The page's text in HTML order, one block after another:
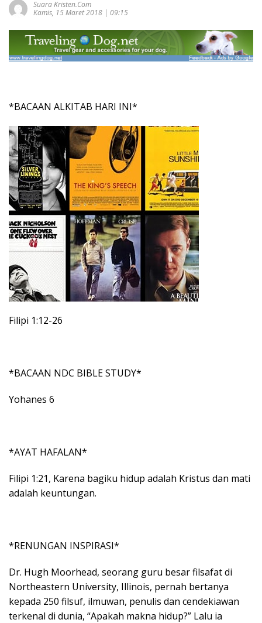
Suara Kristen.com
Kamis, 15 Maret 2018 | 09:15
*BACAAN ALKITAB HARI INI*
Filipi 1:12-26
*BACAAN NDC BIBLE STUDY*
Yohanes 6
*AYAT HAFALAN*
Filipi 1:21, Karena bagiku hidup adalah Kristus dan mati
adalah keuntungan.
*RENUNGAN INSPIRASI*
Dr. Hugh Moorhead, seorang guru besar filsafat di
Northeastern University, Illinois, pernah bertanya
kepada 250 filsuf, ilmuwan, penulis dan cendekiawan
terkenal di dunia, “Apakah makna hidup?” Lalu ia